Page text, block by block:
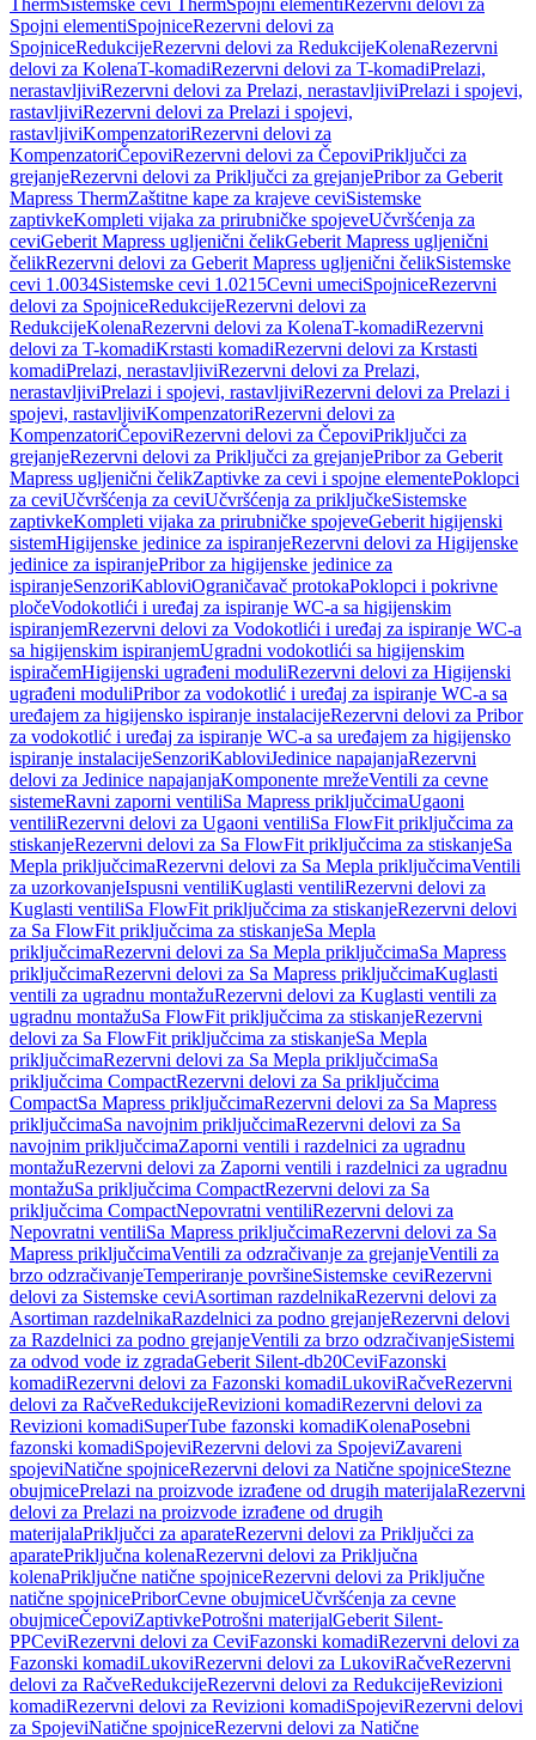
ThermSistemske cevi ThermSpojni elementi Rezervni delovi za
Spojni elementiSpojniceRezervni delovi za
SpojniceRedukcijeRezervni delovi za RedukcijeKolenaRezervni
delovi za KolenaT-komadiRezervni delovi za T-komadiPrelazi,
nerastavljiviRezervni delovi za Prelazi, nerastavljiviPrelazi i spojevi,
rastavljiviRezervni delovi za Prelazi i spojevi,
rastavljiviKompenzatoriRezervni delovi za
KompenzatoriČepoviRezervni delovi za ČepoviPriključci za
grejanjeRezervni delovi za Priključci za grejanjePribor za Geberit
Mapress ThermZaštitne kape za krajeve ceviSistemske
zaptivkeKompleti vijaka za prirubničke spojeveUčvršćenja za
ceviGeberit Mapress ugljenični čelikGeberit Mapress ugljenični
čelikRezervni delovi za Geberit Mapress ugljenični čelikSistemske
cevi 1.0034Sistemske cevi 1.0215Cevni umeciSpojniceRezervni
delovi za SpojniceRedukcijeRezervni delovi za
RedukcijeKolenaRezervni delovi za KolenaT-komadiRezervni
delovi za T-komadiKrstasti komadiRezervni delovi za Krstasti
komadiPrelazi, nerastavljiviRezervni delovi za Prelazi,
nerastavljiviPrelazi i spojevi, rastavljiviRezervni delovi za Prelazi i
spojevi, rastavljiviKompenzatoriRezervni delovi za
KompenzatoriČepoviRezervni delovi za ČepoviPriključci za
grejanjeRezervni delovi za Priključci za grejanjePribor za Geberit
Mapress ugljenični čelikZaptivke za cevi i spojne elementePoklopci
za ceviUčvršćenja za ceviUčvršćenja za priključkeSistemske
zaptivkeKompleti vijaka za prirubničke spojeveGeberit higijenski
sistemHigijenske jedinice za ispiranjeRezervni delovi za Higijenske
jedinice za ispiranjePribor za higijenske jedinice za
ispiranjeSenzoriKabloviOgraničavač protokaPoklopci i pokrivne
pločeVodokotlići i uređaj za ispiranje WC-a sa higijenskim
ispiranjemRezervni delovi za Vodokotlići i uređaj za ispiranje WC-a
sa higijenskim ispiranjemUgradni vodokotlići sa higijenskim
ispiračemHigijenski ugrađeni moduliRezervni delovi za Higijenski
ugrađeni moduliPribor za vodokotlić i uređaj za ispiranje WC-a sa
uređajem za higijensko ispiranje instalacijeRezervni delovi za Pribor
za vodokotlić i uređaj za ispiranje WC-a sa uređajem za higijensko
ispiranje instalacijeSenzoriKabloviJedinice napajanjaRezervni
delovi za Jedinice napajanjaKomponente mrežeVentili za cevne
sistemeRavni zaporni ventiliSa Mapress priključcimaUgaoni
ventiliRezervni delovi za Ugaoni ventiliSa FlowFit priključcima za
stiskanjeRezervni delovi za Sa FlowFit priključcima za stiskanjeSa
Mepla priključcimaRezervni delovi za Sa Mepla priključcimaVentili
za uzorkovanjeIspusni ventiliKuglasti ventiliRezervni delovi za
Kuglasti ventiliSa FlowFit priključcima za stiskanjeRezervni delovi
za Sa FlowFit priključcima za stiskanjeSa Mepla
priključcimaRezervni delovi za Sa Mepla priključcimaSa Mapress
priključcimaRezervni delovi za Sa Mapress priključcimaKuglasti
ventili za ugradnu montažuRezervni delovi za Kuglasti ventili za
ugradnu montažuSa FlowFit priključcima za stiskanjeRezervni
delovi za Sa FlowFit priključcima za stiskanjeSa Mepla
priključcimaRezervni delovi za Sa Mepla priključcimaSa
priključcima CompactRezervni delovi za Sa priključcima
CompactSa Mapress priključcimaRezervni delovi za Sa Mapress
priključcimaSa navojnim priključcimaRezervni delovi za Sa
navojnim priključcimaZaporni ventili i razdelnici za ugradnu
montažuRezervni delovi za Zaporni ventili i razdelnici za ugradnu
montažuSa priključcima CompactRezervni delovi za Sa
priključcima CompactNepovratni ventiliRezervni delovi za
Nepovratni ventiliSa Mapress priključcimaRezervni delovi za Sa
Mapress priključcimaVentili za odzračivanje za grejanjeVentili za
brzo odzračivanjeTemperiranje površineSistemske ceviRezervni
delovi za Sistemske ceviAsortiman razdelnikaRezervni delovi za
Asortiman razdelnikaRazdelnici za podno grejanjeRezervni delovi
za Razdelnici za podno grejanjeVentili za brzo odzračivanjeSistemi
za odvod vode iz zgradaGeberit Silent-db20CeviFazonski
komadiRezervni delovi za Fazonski komadiLukoviRačveRezervni
delovi za RačveRedukcijeRevizioni komadiRezervni delovi za
Revizioni komadiSuperTube fazonski komadiKolenaPosebni
fazonski komadiSpojeviRezervni delovi za SpojeviZavareni
spojeviNatične spojniceRezervni delovi za Natične spojniceStezne
obujmicePrelazi na proizvode izrađene od drugih materijalaRezervni
delovi za Prelazi na proizvode izrađene od drugih
materijalaPriključci za aparateRezervni delovi za Priključci za
aparatePriključna kolenaRezervni delovi za Priključna
kolenaPriključne natične spojniceRezervni delovi za Priključne
natične spojnicePriborCevne obujmiceUčvršćenja za cevne
obujmiceČepoviZaptivkePotrošni materijalGeberit Silent-
PPCeviRezervni delovi za CeviFazonski komadiRezervni delovi za
Fazonski komadiLukoviRezervni delovi za LukoviRačveRezervni
delovi za RačveRedukcijeRezervni delovi za RedukcijeRevizioni
komadiRezervni delovi za Revizioni komadiSpojeviRezervni delovi
za SpojeviNatične spojniceRezervni delovi za Natične